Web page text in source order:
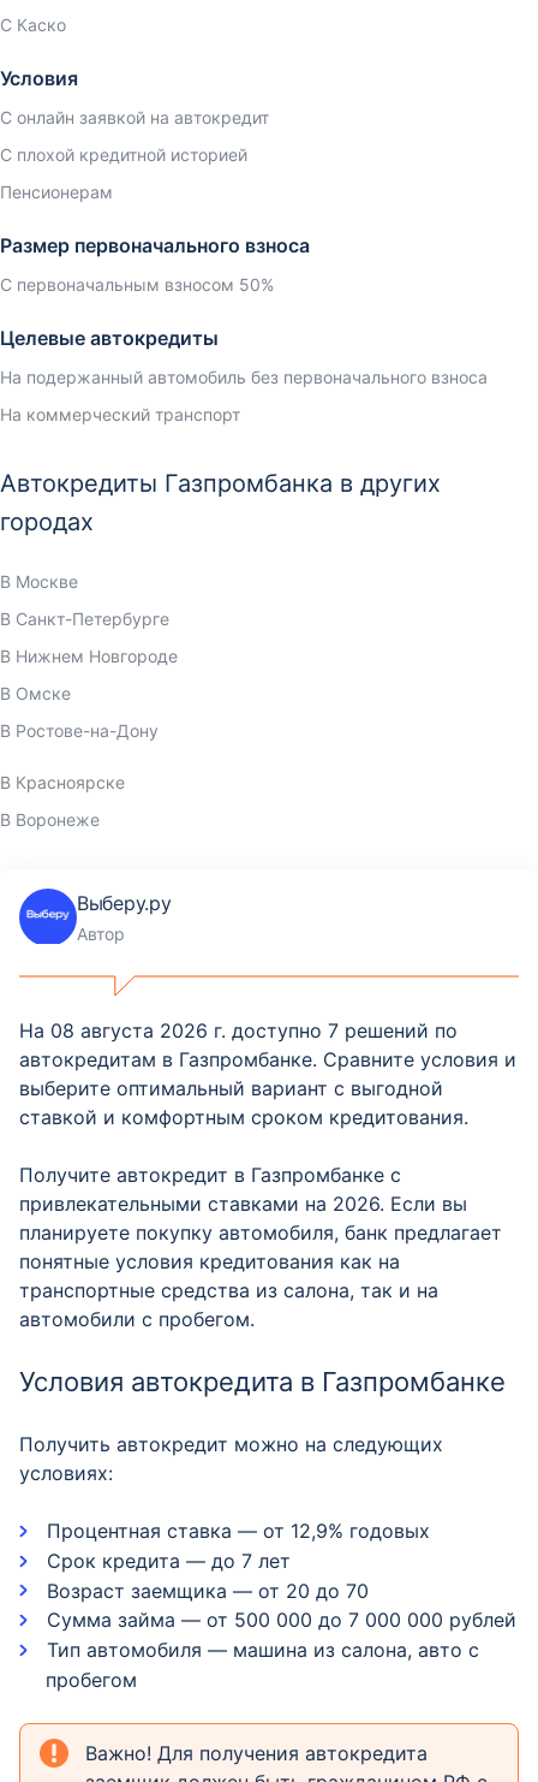
С Каско
Условия
С онлайн заявкой на автокредит
С плохой кредитной историей
Пенсионерам
Размер первоначального взноса
С первоначальным взносом 50%
Целевые автокредиты
На подержанный автомобиль без первоначального взноса
На коммерческий транспорт
Автокредиты Газпромбанка в других
городах
В Москве
В Санкт-Петербурге
В Нижнем Новгороде
В Омске
В Ростове-на-Дону
В Красноярске
В Воронеже
Выберу.ру
Автор
На 08 августа 2026 г. доступно 7 решений по
автокредитам в Газпромбанке. Сравните условия и
выберите оптимальный вариант с выгодной
ставкой и комфортным сроком кредитования.
Получите автокредит в Газпромбанке с
привлекательными ставками на 2026. Если вы
планируете покупку автомобиля, банк предлагает
понятные условия кредитования как на
транспортные средства из салона, так и на
автомобили с пробегом.
Условия автокредита в Газпромбанке
Получить автокредит можно на следующих
условиях:
Процентная ставка — от 12,9% годовых
Срок кредита — до 7 лет
Возраст заемщика — от 20 до 70
Сумма займа — от 500 000 до 7 000 000 рублей
Тип автомобиля — машина из салона, авто с
пробегом
Важно! Для получения автокредита